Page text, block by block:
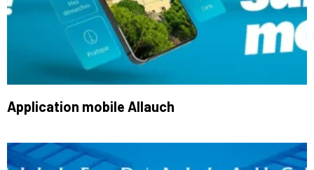
Application mobile Allauch